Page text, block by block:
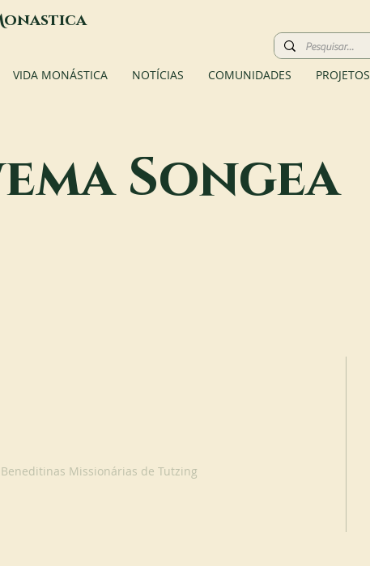
onastica
VIDA MONÁSTICA NOTÍCIAS COMUNIDADES PROJETOS
Songea
Missionárias de Tutzing